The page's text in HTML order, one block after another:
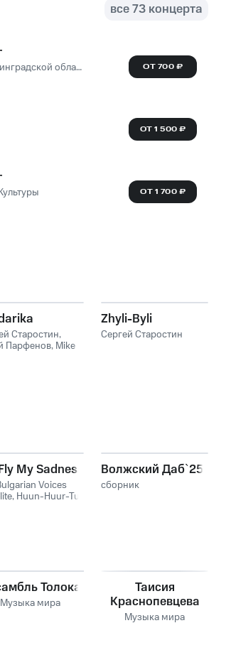
все 73 концерта
Дворец искусств Ленинградской области
ОТ 700 ₽
ОТ 1 500 ₽
ОТ 1 700 ₽
Старостин,
Парфенов, Mike
Zhyli-Byli
Сергей Старостин
My Sadness
Voices
, Huun-Huur-Tu
Волжский Даб`25
сборник
Толока
Музыка мира
Таисия
Краснопевцева
Музыка мира